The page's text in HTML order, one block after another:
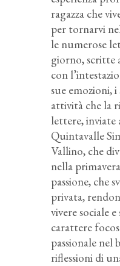
ragazza che
per tornarvi
le numerose
giorno, scritte
con
sue emozioni,
attività che la
lettere, inviate
Quintavalle
Vallino, che
nella
passione, che
privata,
vivere sociale
carattere
passionale nel
riflessioni di